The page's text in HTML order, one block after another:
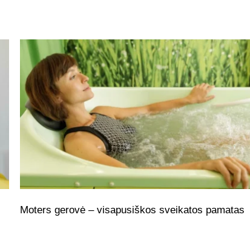
Moters gerovė – visapusiškos sveikatos pamatas